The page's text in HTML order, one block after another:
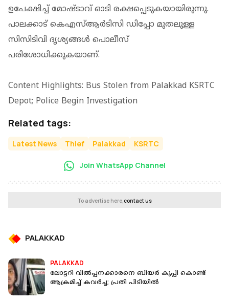
ഉപേക്ഷിച്ച് മോഷ്ടാവ് ഓടി രക്ഷപ്പെടുകയായിരുന്നു.
പാലക്കാട് കെഎസ്ആര്‍ടിസി ഡിപ്പോ മുതലുള്ള
സിസിടിവി ദൃശ്യങ്ങള്‍ പൊലീസ്
പരിശോധിക്കുകയാണ്.
Content Highlights: Bus Stolen from Palakkad KSRTC
Depot; Police Begin Investigation
Related tags:
Latest News Thief Palakkad KSRTC
Join WhatsApp Channel
To advertise here,contact us
PALAKKAD
PALAKKAD
ലോട്ടറി വില്‍പ്പനക്കാരനെ ബിയര്‍ കുപ്പി കൊണ്ട്
ആക്രമിച്ച് കവര്‍ച്ച; പ്രതി പിടിയില്‍